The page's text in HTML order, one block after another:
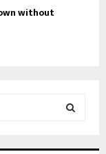
without